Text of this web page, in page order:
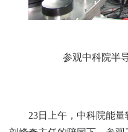
参观中科院半
23日上午，中科院能